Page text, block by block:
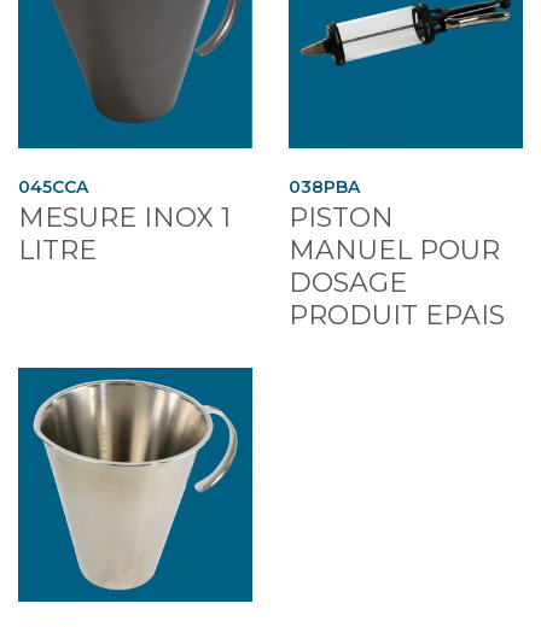
045CCA
MESURE INOX 1
LITRE
038PBA
PISTON
MANUEL POUR
DOSAGE
PRODUIT EPAIS